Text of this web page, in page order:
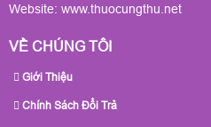
Website: www.thuocungthu.net
VỀ CHÚNG TÔI
Giới Thiệu
Chính Sách Đổi Trả